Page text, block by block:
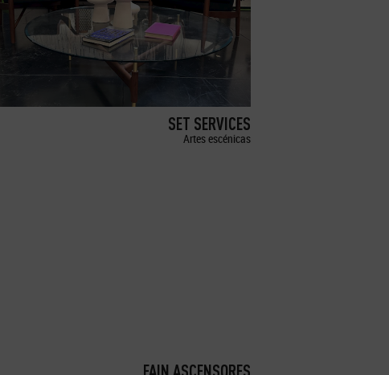
SET SERVICES
Artes escénicas
FAIN ASCENSORES